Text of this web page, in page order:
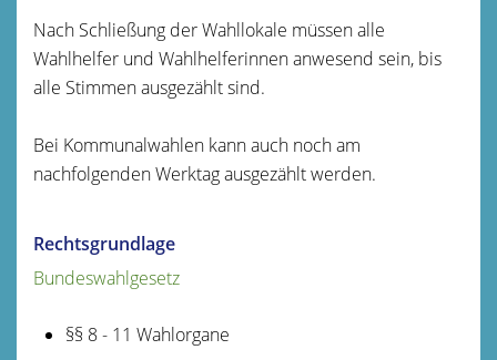
Nach Schließung der Wahllokale müssen alle
Wahlhelfer und Wahlhelferinnen anwesend sein, bis
alle Stimmen ausgezählt sind.
Bei Kommunalwahlen kann auch noch am
nachfolgenden Werktag ausgezählt werden.
Rechtsgrundlage
Bundeswahlgesetz
§§ 8 - 11 Wahlorgane